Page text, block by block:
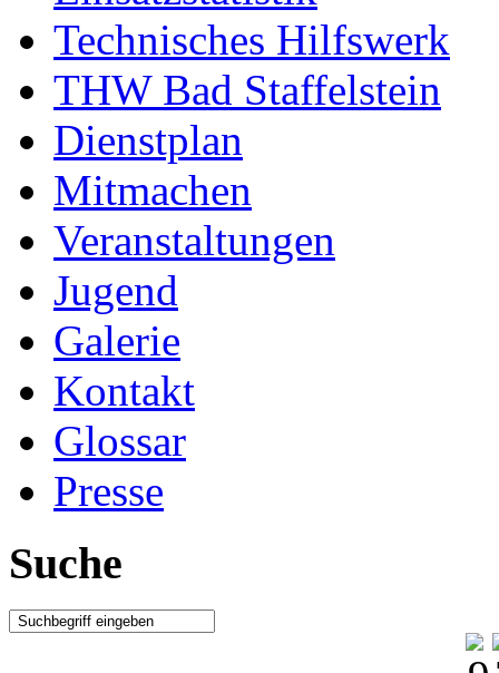
Technisches Hilfswerk
THW Bad Staffelstein
Dienstplan
Mitmachen
Veranstaltungen
Jugend
Galerie
Kontakt
Glossar
Presse
Suche